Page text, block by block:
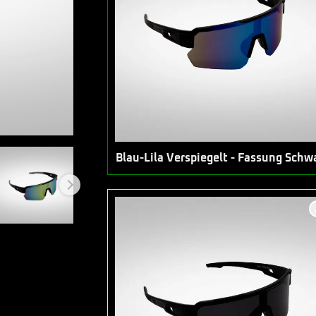
Blau-Lila Verspiegelt - Fassung